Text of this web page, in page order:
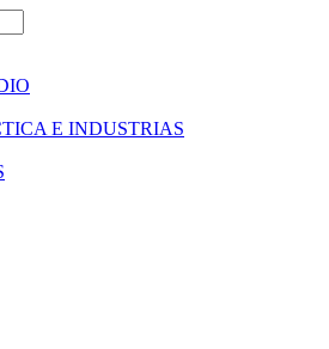
E INDUSTRIAS